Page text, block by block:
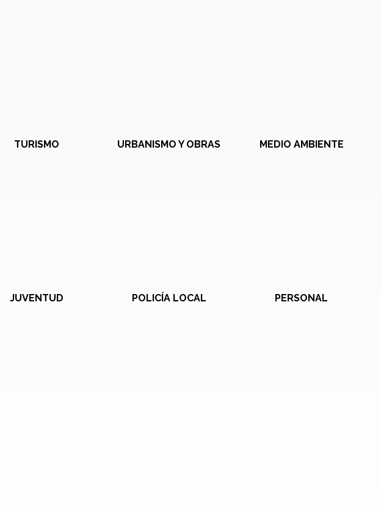
TURISMO URBANISMO Y OBRAS MEDIO AMBIENTE
JUVENTUD POLICÍA LOCAL PERSONAL